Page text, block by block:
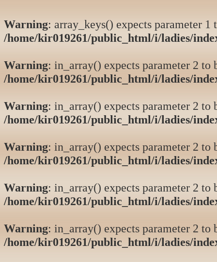
Warning: array_keys() expects parameter
/home/kir019261/public_html/i/ladies/
Warning: in_array() expects parameter 2 to
/home/kir019261/public_html/i/ladies/
Warning: in_array() expects parameter 2 to
/home/kir019261/public_html/i/ladies/
Warning: in_array() expects parameter 2 to
/home/kir019261/public_html/i/ladies/
Warning: in_array() expects parameter 2 to
/home/kir019261/public_html/i/ladies/
Warning: in_array() expects parameter 2 to
/home/kir019261/public_html/i/ladies/